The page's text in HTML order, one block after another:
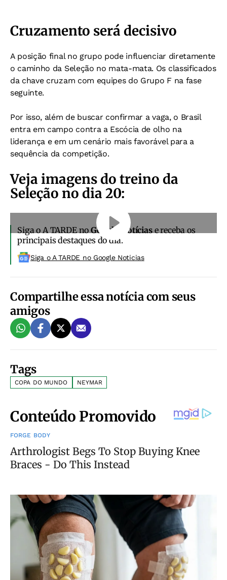
Cruzamento será decisivo
A posição final no grupo pode influenciar diretamente
o caminho da Seleção no mata-mata. Os classificados
da chave cruzam com equipes do Grupo F na fase
seguinte.
Por isso, além de buscar confirmar a vaga, o Brasil
entra em campo contra a Escócia de olho na
liderança e em um cenário mais favorável para a
sequência da competição.
Veja imagens do treino da
Seleção no dia 20:
Siga o A TARDE noGoogle Notíciase receba os
principais destaques do dia.
Siga o A TARDE no Google Noticias
Compartilhe essa notícia com seus
amigos
Tags
COPA DO MUNDO NEYMAR